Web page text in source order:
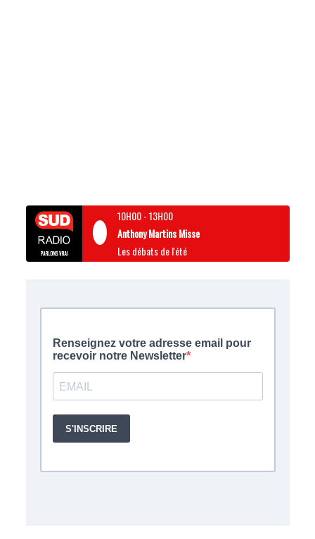
10H00-13H00
Anthony Martins Misse
Les débats de l'été